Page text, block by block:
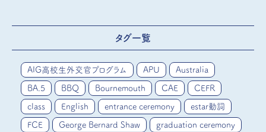
タグ一覧
AIG高校生外交官プログラム APU Australia
BA.5 BBQ Bournemouth CAE CEFR
class English entrance ceremony estar動詞
FCE George Bernard Shaw graduation ceremony